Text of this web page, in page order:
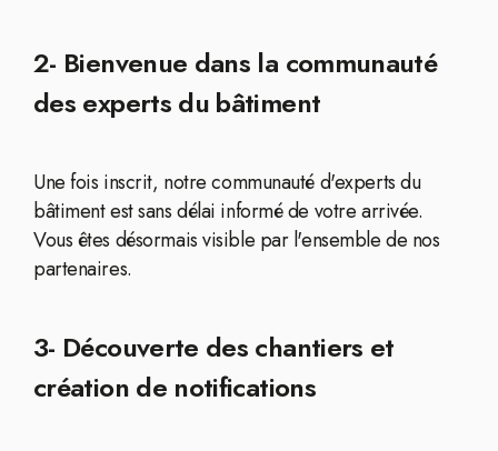
2- Bienvenue dans la communauté
des experts du bâtiment
Une fois inscrit, notre communauté d'experts du
bâtiment est sans délai informé de votre arrivée.
Vous êtes désormais visible par l'ensemble de nos
partenaires.
3- Découverte des chantiers et
création de notifications